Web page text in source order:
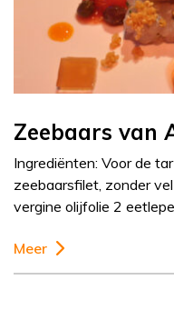
Zeebaars van
Ingrediënten: Voor de
zeebaarsfilet, zonder
vergine olijfolie 2
Meer